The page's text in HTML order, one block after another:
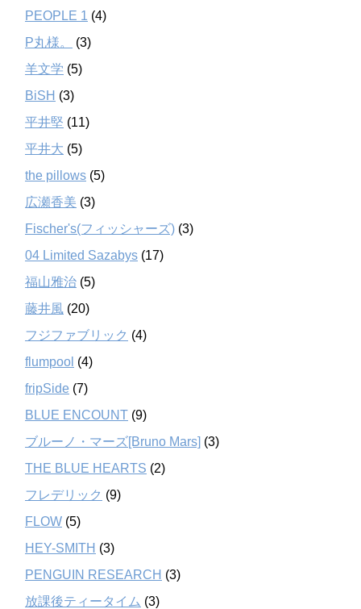
PEOPLE 1 (4)
P丸様。
(3)
羊文学 (5)
BiSH (3)
平井堅 (11)
平井大 (5)
the pillows (5)
広瀬香美 (3)
Fischer's(フィッシャーズ) (3)
04 Limited Sazabys (17)
福山雅治 (5)
藤井風 (20)
フジファブリック (4)
flumpool (4)
fripSide (7)
BLUE ENCOUNT (9)
ブルーノ・マーズ[Bruno Mars] (3)
THE BLUE HEARTS (2)
フレデリック (9)
FLOW (5)
HEY-SMITH (3)
PENGUIN RESEARCH (3)
放課後ティータイム (3)